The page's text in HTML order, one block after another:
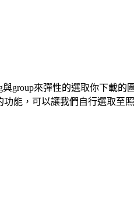
與group來彈性的選取你下載
功能，可以讓我們自行選取至